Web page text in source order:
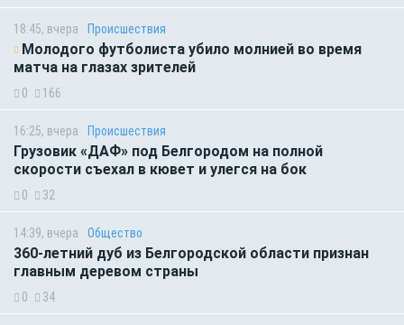
18:45, вчера Происшествия
Молодого футболиста убило молнией во время
матча на глазах зрителей
0 166
16:25, вчера Происшествия
Грузовик «ДАФ» под Белгородом на полной
скорости съехал в кювет и улегся на бок
0 32
14:39, вчера Общество
360-летний дуб из Белгородской области признан
главным деревом страны
0 34